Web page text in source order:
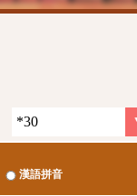
漢語拼音